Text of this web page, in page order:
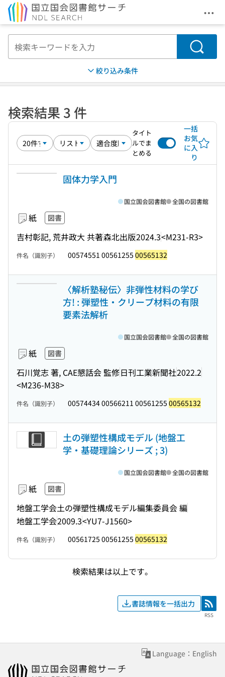
メ
検索
絞り込み条件
検索結果 3 件
タイト
ルでま
とめる
一括
お気
に入
り
固体力学入門
紙 図書
吉村彰記, 荒井政大 共著森北出版2024.3<M231-R3>
国立国会図書館 全国の図書館
件名（識別子） 00574551 00561255 00565132
〈解析塾秘伝〉非弾性材料の学び
方! : 弾塑性・クリープ材料の有限
要素法解析
紙 図書
石川覚志 著, CAE懇話会 監修日刊工業新聞社2022.2
<M236-M38>
国立国会図書館 全国の図書館
件名（識別子） 00574434 00566211 00561255 00565132
土の弾塑性構成モデル (地盤工
学・基礎理論シリーズ ; 3)
紙 図書
地盤工学会土の弾塑性構成モデル編集委員会 編
地盤工学会2009.3<YU7-J1560>
国立国会図書館 全国の図書館
件名（識別子） 00561725 00561255 00565132
検索結果は以上です。
書誌情報を一括出力 RSS
RSS
Language：English